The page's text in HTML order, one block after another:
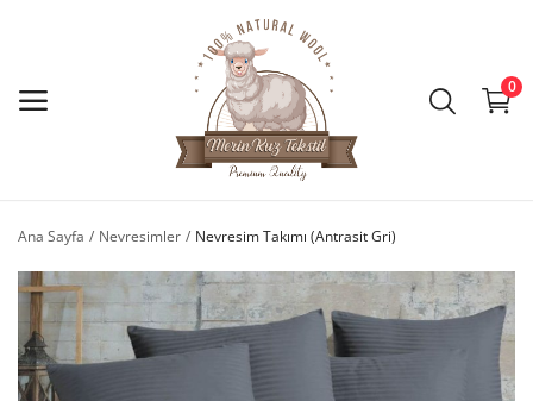
0
Ana Sayfa
İstek Listesi
İletişim
Ana Sayfa Nevresimler Nevresim Takımı (Antrasit Gri)